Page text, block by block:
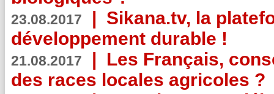
23.08.2017 | Sikana.tv, la
développement durable !
21.08.2017 | Les Français,
des races locales agricoles ?